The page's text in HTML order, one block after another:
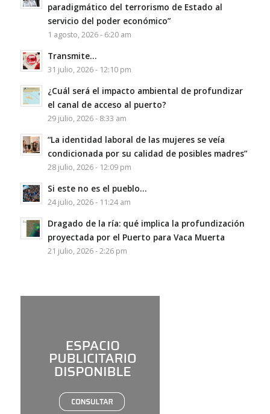
paradigmático del terrorismo de Estado al
servicio del poder económico”
1 agosto, 2026 - 6:20 am
Transmite…
31 julio, 2026 - 12:10 pm
¿Cuál será el impacto ambiental de profundizar
el canal de acceso al puerto?
29 julio, 2026 - 8:33 am
“La identidad laboral de las mujeres se veía
condicionada por su calidad de posibles madres”
28 julio, 2026 - 12:09 pm
Si este no es el pueblo…
24 julio, 2026 - 11:24 am
Dragado de la ría: qué implica la profundización
proyectada por el Puerto para Vaca Muerta
21 julio, 2026 - 2:26 pm